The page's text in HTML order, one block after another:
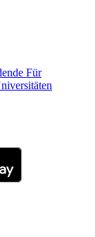
Für